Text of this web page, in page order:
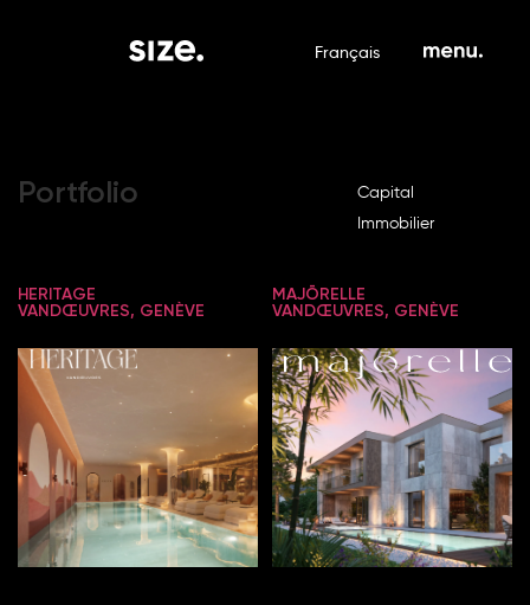
Français
Portfolio
Capital
Immobilier
HERITAGE
VANDŒUVRES, GENÈVE
MAJŌRELLE
VANDŒUVRES, GENÈVE